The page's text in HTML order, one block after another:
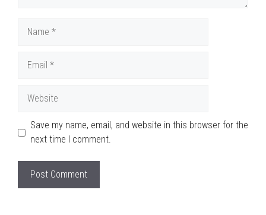
Save my name, email, and website in this browser for the
next time I comment.